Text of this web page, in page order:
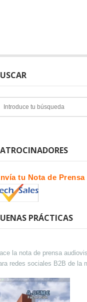
tu Nota de Prensa
PRÁCTICAS
la nota de prensa
redes sociales B2B de la